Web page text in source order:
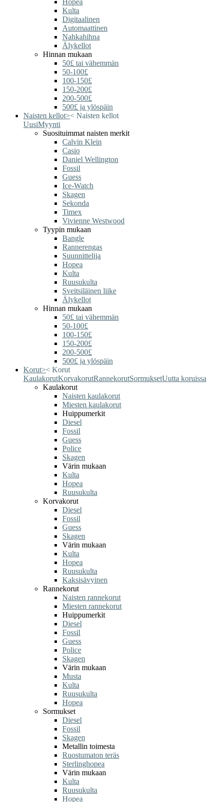
Hopea
Kulta
Digitaalinen
Automaattinen
Nahkahihna
Älykellot
Hinnan mukaan
50£ tai vähemmän
50-100£
100-150£
150-200£
200-500£
500£ ja ylöspäin
Naisten kellot>< Naisten kellot
UusiMyynti
Suosituimmat naisten merkit
Calvin Klein
Casio
Daniel Wellington
Fossil
Guess
Ice-Watch
Skagen
Sekonda
Timex
Vivienne Westwood
Tyypin mukaan
Bangle
Rannerengas
Suunnittelija
Hopea
Kulta
Ruusukulta
Sveitsiläinen liike
Älykellot
Hinnan mukaan
50£ tai vähemmän
50-100£
100-150£
150-200£
200-500£
500£ ja ylöspäin
Korut>< Korut
KaulakorutKorvakorutRannekorutSormuksetUutta koruissa
Kaulakorut
Naisten kaulakorut
Miesten kaulakorut
Huippumerkit
Diesel
Fossil
Guess
Police
Skagen
Värin mukaan
Kulta
Hopea
Ruusukulta
Korvakorut
Diesel
Fossil
Guess
Skagen
Värin mukaan
Kulta
Hopea
Ruusukulta
Kaksisävyinen
Rannekorut
Naisten rannekorut
Miesten rannekorut
Huippumerkit
Diesel
Fossil
Guess
Police
Skagen
Värin mukaan
Musta
Kulta
Ruusukulta
Hopea
Sormukset
Diesel
Fossil
Skagen
Metallin toimesta
Ruostumaton teräs
Sterlinghopea
Värin mukaan
Kulta
Ruusukulta
Hopea